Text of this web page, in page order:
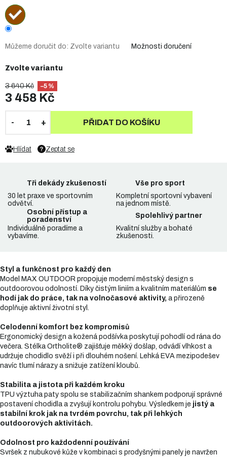
3 640 Kč –5 %
3 458 Kč
Zvolte variantu
Můžeme doručit do: Zvolte variantu Možnosti doručení
PŘIDAT DO KOŠÍKU
Zeptat se
Hlídat
Tři dekády zkušeností
30 let praxe ve sportovním
odvětví.
Vše pro sport
Kompletní sportovní vybavení
na jednom místě.
Osobní přístup a
poradenství
Individuálně poradíme a
vybavíme.
Spolehlivý partner
Kvalitní služby a bohaté
zkušenosti.
Styl a funkčnost pro každý den
Model MAX OUTDOOR propojuje moderní městský design s
outdoorovou odolností. Díky čistým liniím a kvalitním materiálům se
hodí jak do práce, tak na volnočasové aktivity, a přirozeně
doplňuje aktivní životní styl.
Celodenní komfort bez kompromisů
Ergonomický design a kožená podšívka poskytují pohodlí od rána do
večera. Stélka Ortholite® zajišťuje měkký došlap, odvádí vlhkost a
udržuje chodidlo svěží i při dlouhém nošení. Lehká EVA mezipodešev
navíc tlumí nárazy a snižuje zatížení kloubů.
Stabilita a jistota při každém kroku
TPU výztuha paty spolu se stabilizačním shankem podporují správné
postavení chodidla a zvyšují kontrolu pohybu. Výsledkem je jistý a
stabilní krok jak na tvrdém povrchu, tak při lehkých
outdoorových aktivitách.
Odolnost pro každodenní používání
Svršek z nubukové kůže v kombinaci s prodyšnými panely je navržen